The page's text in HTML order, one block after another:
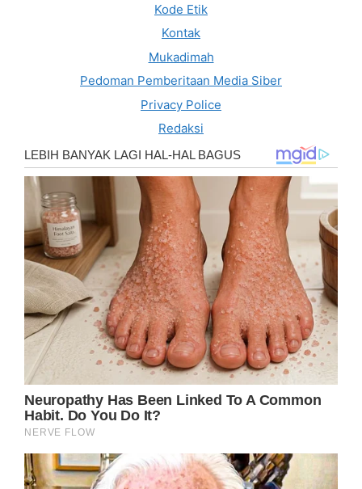
Kode Etik
Kontak
Mukadimah
Pedoman Pemberitaan Media Siber
Privacy Police
Redaksi